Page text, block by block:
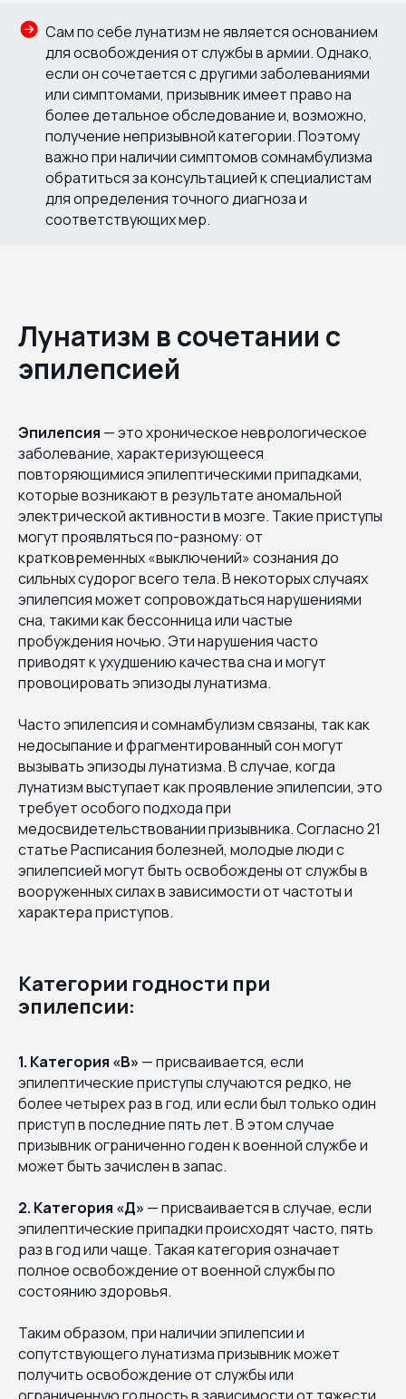
Сам по себе лунатизм не является основанием
для освобождения от службы в армии. Однако,
если он сочетается с другими заболеваниями
или симптомами, призывник имеет право на
более детальное обследование и, возможно,
получение непризывной категории. Поэтому
важно при наличии симптомов сомнамбулизма
обратиться за консультацией к специалистам
для определения точного диагноза и
соответствующих мер.
Лунатизм в сочетании с
эпилепсией
Эпилепсия — это хроническое неврологическое
заболевание, характеризующееся
повторяющимися эпилептическими припадками,
которые возникают в результате аномальной
электрической активности в мозге. Такие приступы
могут проявляться по-разному: от
кратковременных «выключений» сознания до
сильных судорог всего тела. В некоторых случаях
эпилепсия может сопровождаться нарушениями
сна, такими как бессонница или частые
пробуждения ночью. Эти нарушения часто
приводят к ухудшению качества сна и могут
провоцировать эпизоды лунатизма.
Часто эпилепсия и сомнамбулизм связаны, так как
недосыпание и фрагментированный сон могут
вызывать эпизоды лунатизма. В случае, когда
лунатизм выступает как проявление эпилепсии, это
требует особого подхода при
медосвидетельствовании призывника. Согласно 21
статье Расписания болезней, молодые люди с
эпилепсией могут быть освобождены от службы в
вооруженных силах в зависимости от частоты и
характера приступов.
Категории годности при
эпилепсии:
1. Категория «В» — присваивается, если
эпилептические приступы случаются редко, не
более четырех раз в год, или если был только один
приступ в последние пять лет. В этом случае
призывник ограниченно годен к военной службе и
может быть зачислен в запас.
2. Категория «Д» — присваивается в случае, если
эпилептические припадки происходят часто, пять
раз в год или чаще. Такая категория означает
полное освобождение от военной службы по
состоянию здоровья.
Таким образом, при наличии эпилепсии и
сопутствующего лунатизма призывник может
получить освобождение от службы или
ограниченную годность в зависимости от тяжести